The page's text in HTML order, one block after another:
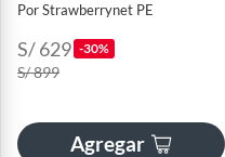
Por Strawberrynet PE
S/ 629 -30%
S/ 899
Agregar